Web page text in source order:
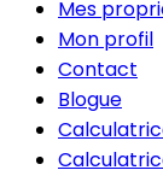
Mes
Mon profil
Contact
Blogue